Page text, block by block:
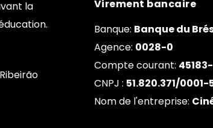
la
Virement bancaire
Banque: Banque du
Agence: 0028-0
Compte courant:
CNPJ : 51.820.371/0001-
Nom de l'entreprise: